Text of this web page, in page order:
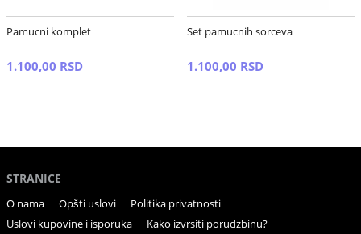
Pamucni komplet
1.100,00 RSD
Set pamucnih sorceva
1.100,00 RSD
STRANICE
O nama Opšti uslovi
Politika privatnosti
Uslovi kupovine i isporuka
Kako izvrsiti porudzbinu?